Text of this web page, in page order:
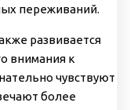
переживаний.
развивается
внимания к
чувствуют
более